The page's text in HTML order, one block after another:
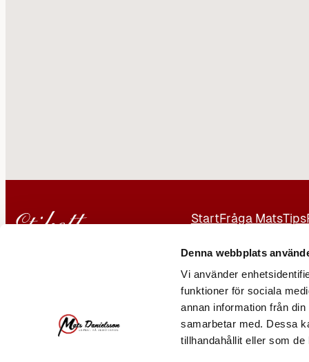
Denna webbplats
Vi använder
funktioner för sociala
annan information från
samarbetar med. Dessa
tillhandahållit eller som
08-231910
StartFråga MatsTips